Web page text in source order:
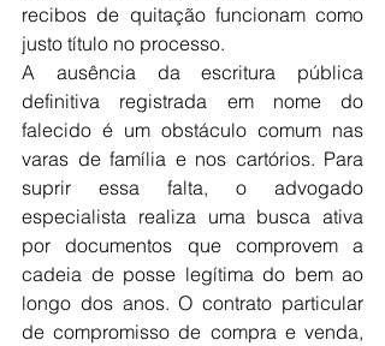
recibos de quitação funcionam como
justo título no processo.
A ausência da escritura pública
definitiva registrada em nome do
falecido é um obstáculo comum nas
varas de família e nos cartórios. Para
suprir essa falta, o advogado
especialista realiza uma busca ativa
por documentos que comprovem a
cadeia de posse legítima do bem ao
longo dos anos. O contrato particular
de compromisso de compra e venda,